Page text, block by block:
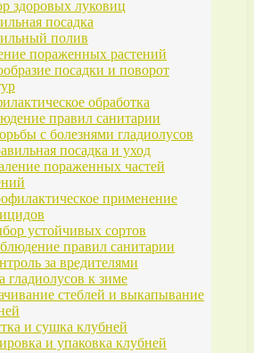
здоровых луковиц
посадка
полив
пораженных растений
посадки и поворот
обработка
правил санитарии
с болезнями гладиолусов
посадка и уход
пораженных частей
применение
устойчивых сортов
правил санитарии
за вредителями
гладиолусов к зиме
стеблей и выкапывание
и сушка клубней
и упаковка клубней